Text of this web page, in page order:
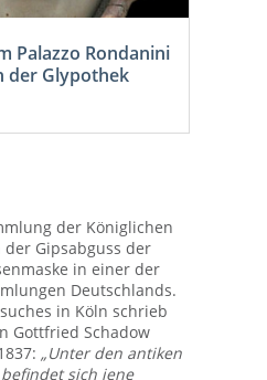
Palazzo Rondanini
der Glypothek
der Königlichen
Gipsabguss der
in einer der
Deutschlands.
in Köln schrieb
Gottfried Schadow
„Unter den antiken
sich jene